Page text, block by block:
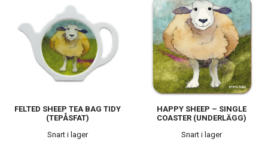
FELTED SHEEP TEA BAG TIDY
(TEPÅSFAT)
Snart i lager
HAPPY SHEEP – SINGLE
COASTER (UNDERLÄGG)
Snart i lager